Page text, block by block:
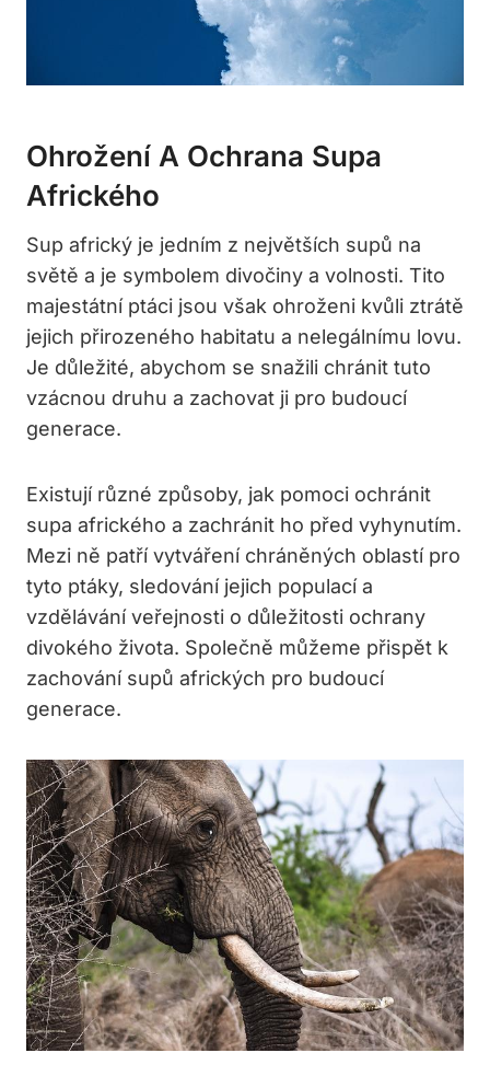
Ohrožení A Ochrana Supa
Afrického
Sup africký je jedním z největších supů na
světě a je symbolem divočiny a volnosti. Tito
majestátní ptáci jsou však ohroženi kvůli ztrátě
jejich přirozeného habitatu a nelegálnímu lovu.
Je důležité, abychom se snažili chránit tuto
vzácnou druhu a zachovat ji pro budoucí
generace.
Existují různé způsoby, jak pomoci ochránit
supa afrického a zachránit ho před vyhynutím.
Mezi ně patří vytváření chráněných oblastí pro
tyto ptáky, sledování jejich populací a
vzdělávání veřejnosti o důležitosti ochrany
divokého života. Společně můžeme přispět k
zachování supů afrických pro budoucí
generace.